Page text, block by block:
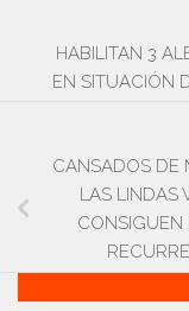
HABILITAN 3
EN SITUACIÓN
CANSADOS DE
LAS LINDAS
CONSIGUEN